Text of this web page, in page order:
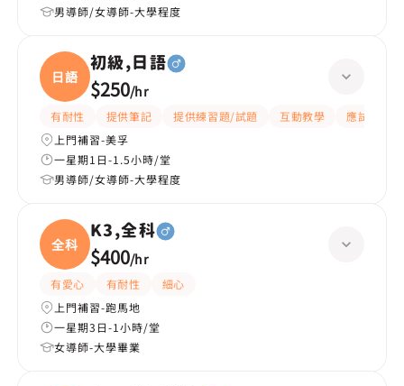
男導師/女導師-大學程度
日語
初級,日語
$250/hr
有耐性 提供筆記 提供練習題/試題 互動教學
應試策略
上門補習-美孚
一星期1日-1.5小時/堂
男導師/女導師-大學程度
全科
K3,全科
$400/hr
有愛心 有耐性
細心
上門補習-跑馬地
一星期3日-1小時/堂
女導師-大學畢業